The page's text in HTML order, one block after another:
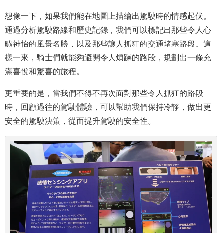
想像一下，如果我們能在地圖上描繪出駕駛時的情感起伏。
通過分析駕駛路線和歷史記錄，我們可以標記出那些令人心
曠神怡的風景名勝，以及那些讓人抓狂的交通堵塞路段。這
樣一來，騎士們就能夠避開令人煩躁的路段，規劃出一條充
滿喜悅和驚喜的旅程。
更重要的是，當我們不得不再次面對那些令人抓狂的路段
時，回顧過往的駕駛體驗，可以幫助我們保持冷靜，做出更
安全的駕駛決策，從而提升駕駛的安全性。